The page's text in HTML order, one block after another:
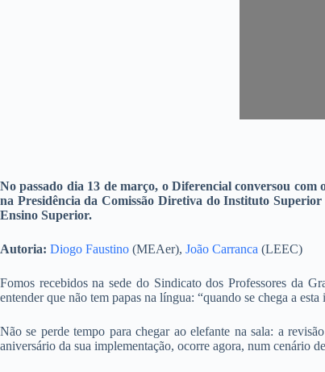
No passado dia 13 de março, o Diferencial conversou
na Presidência da Comissão Diretiva do Instituto
Ensino Superior.
Autoria: Diogo Faustino (MEAer), João Carranca (LEEC)
Fomos recebidos na sede do Sindicato dos Professores da
entender que não tem papas na língua: “quando se chega a
Não se perde tempo para chegar ao elefante na sala: a
aniversário da sua implementação, ocorre agora, num cenário